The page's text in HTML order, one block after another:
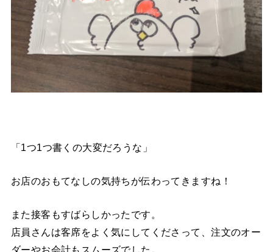
「1つ1つ書くの大変だろうな」
お店のおもてなしの気持ちが伝わってきますね！
また接客もすばらしかったです。
店員さんは客席をよく気にしてくださって、注文のオー